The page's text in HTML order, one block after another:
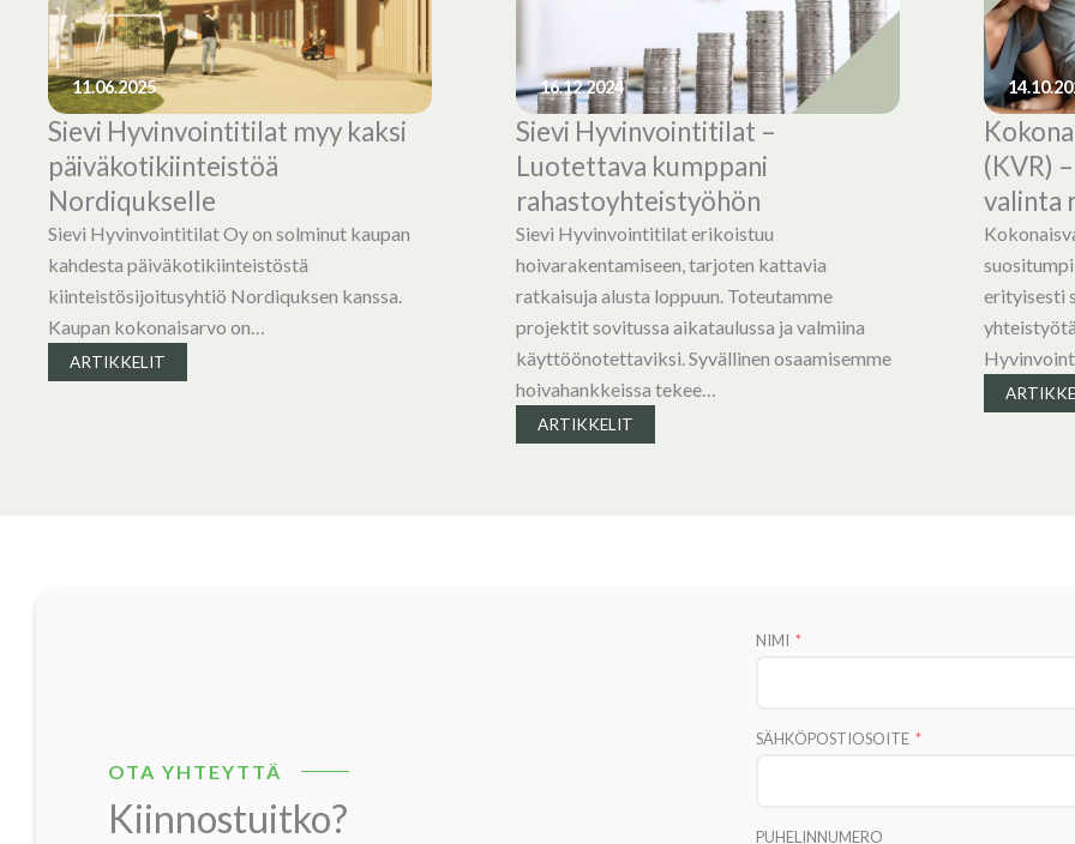
Sievi Hyvinvointitilat myy kaksi
päiväkotikiinteistöä
Nordiqukselle
Sievi Hyvinvointitilat Oy on solminut kaupan
kahdesta päiväkotikiinteistöstä
kiinteistösijoitusyhtiö Nordiquksen kanssa.
Kaupan kokonaisarvo on…
11.06.2025
ARTIKKELIT
Sievi Hyvinvointitilat –
Luotettava kumppani
rahastoyhteistyöhön
Sievi Hyvinvointitilat erikoistuu
hoivarakentamiseen, tarjoten kattavia
ratkaisuja alusta loppuun. Toteutamme
projektit sovitussa aikataulussa ja valmiina
käyttöönotettaviksi. Syvällinen osaamisemme
hoivahankkeissa tekee…
16.12.2024
ARTIKKELIT
(KVR)
valinta
erityisesti
OTA YHTEYTTÄ
Kiinnostuitko?
NIMI
SÄHKÖPOSTIOSOITE
PUHELINNUMERO